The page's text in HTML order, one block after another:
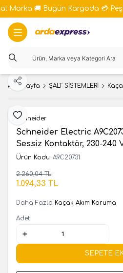
Marka 🚚 Bugün Kargoda 💳
Ana Sayfa ŞALT SİSTEMLERİ
Favoriye Ekle
Paylaş
Schneider
Schneider Electric
Sessiz Kontaktör, 230-240
Ürün Kodu: A9C20731
2.260,04TL
1.094,33 TL
Daha Fazla Kaçak Akım Koruma
Adet
SEPETE